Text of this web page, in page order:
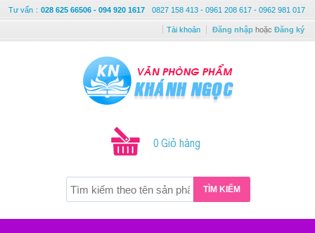
Tư vấn : 028 625 66506 - 094 920 1617 0827 158 413 - 0961 208 617 - 0962 981 017
Tài khoản Đăng nhập hoặc Đăng ký
0 Giỏ hàng
TÌM KIẾM